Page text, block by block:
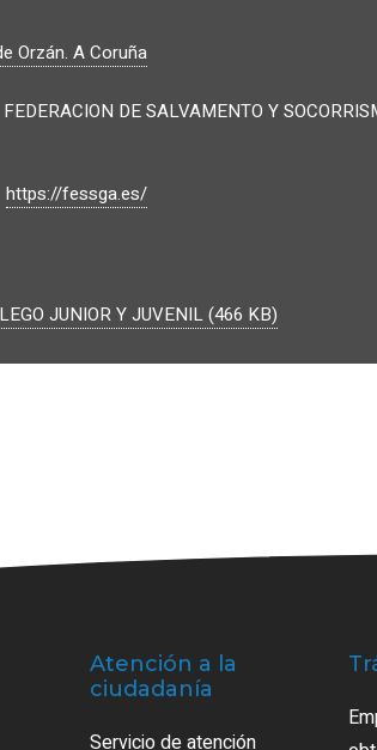
Orzán. A Coruña
FEDERACION DE SALVAMENTO Y
https://fessga.es/
JUNIOR Y JUVENIL (466 KB)
Atención a la
ciudadanía
Servicio de atención